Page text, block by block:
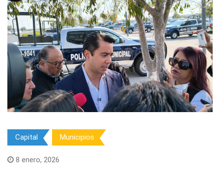
Capital Municipios
8 enero, 2026